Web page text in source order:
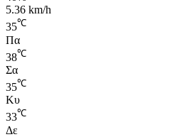
5.36 km/h
35℃
Πα
38℃
Σα
35℃
Κυ
33℃
Δε